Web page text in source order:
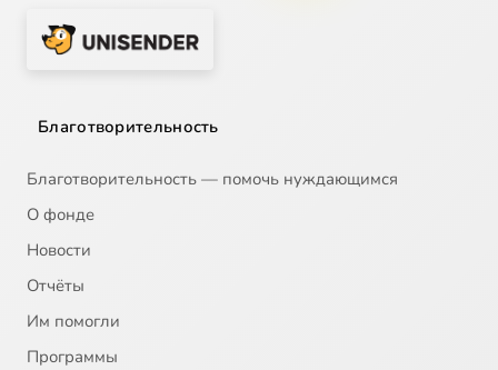
Благотворительность
Благотворительность — помочь нуждающимся
О фонде
Новости
Отчёты
Им помогли
Программы